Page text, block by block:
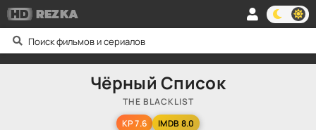
HDREZKA
Чёрный Список
THE BLACKLIST
KP 7.6
IMDB 8.0